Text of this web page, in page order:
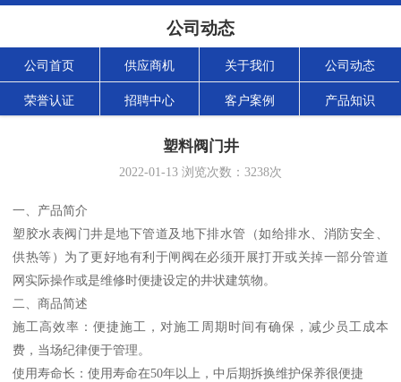
公司动态
公司首页 供应商机 关于我们 公司动态
荣誉认证 招聘中心 客户案例 产品知识
塑料阀门井
2022-01-13 浏览次数： 3238次
一、产品简介
塑胶水表阀门井是地下管道及地下排水管（如给排水、消防安全、
供热等）为了更好地有利于闸阀在必须开展打开或关掉一部分管道
网实际操作或是维修时便捷设定的井状建筑物。
二、商品简述
施工高效率：便捷施工，对施工周期时间有确保，减少员工成本
费，当场纪律便于管理。
使用寿命长：使用寿命在50年以上，中后期拆换维护保养很便捷